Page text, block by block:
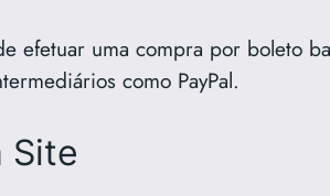
efetuar uma compra por boleto
como PayPal.
Site